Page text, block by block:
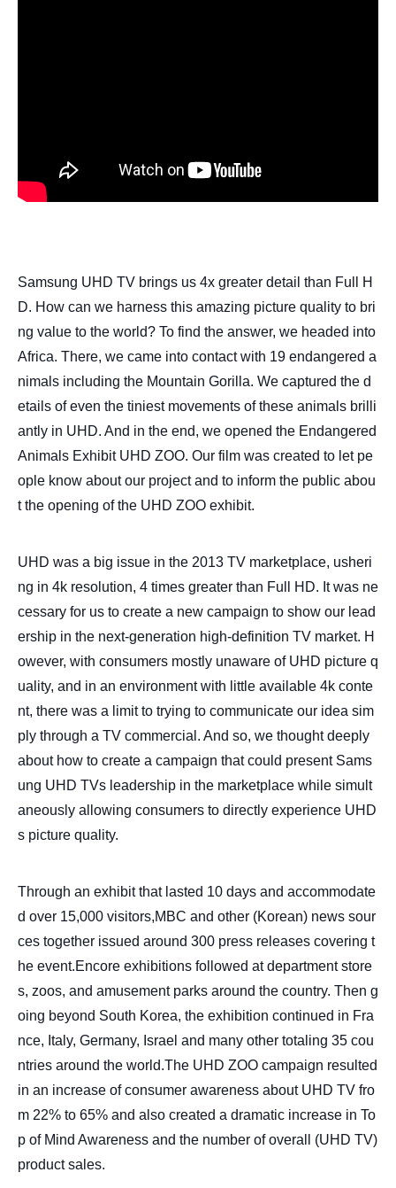
Samsung UHD TV brings us 4x greater detail than Full H
D. How can we harness this amazing picture quality to bri
ng value to the world? To find the answer, we headed into
Africa. There, we came into contact with 19 endangered a
nimals including the Mountain Gorilla. We captured the d
etails of even the tiniest movements of these animals brilli
antly in UHD. And in the end, we opened the Endangered
Animals Exhibit UHD ZOO. Our film was created to let pe
ople know about our project and to inform the public abou
t the opening of the UHD ZOO exhibit.
UHD was a big issue in the 2013 TV marketplace, usheri
ng in 4k resolution, 4 times greater than Full HD. It was ne
cessary for us to create a new campaign to show our lead
ership in the next-generation high-definition TV market. H
owever, with consumers mostly unaware of UHD picture q
uality, and in an environment with little available 4k conte
nt, there was a limit to trying to communicate our idea sim
ply through a TV commercial. And so, we thought deeply
about how to create a campaign that could present Sams
ung UHD TVs leadership in the marketplace while simult
aneously allowing consumers to directly experience UHD
s picture quality.
Through an exhibit that lasted 10 days and accommodate
d over 15,000 visitors,MBC and other (Korean) news sour
ces together issued around 300 press releases covering t
he event.Encore exhibitions followed at department store
s, zoos, and amusement parks around the country. Then g
oing beyond South Korea, the exhibition continued in Fra
nce, Italy, Germany, Israel and many other totaling 35 cou
ntries around the world.The UHD ZOO campaign resulted
in an increase of consumer awareness about UHD TV fro
m 22% to 65% and also created a dramatic increase in To
p of Mind Awareness and the number of overall (UHD TV)
product sales.